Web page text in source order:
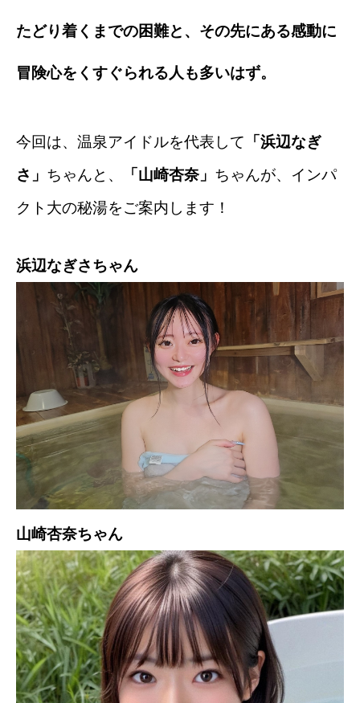
たどり着くまでの困難と、その先にある感動に
冒険心をくすぐられる人も多いはず。
今回は、温泉アイドルを代表して 「浜辺なぎ
さ」 ちゃんと、 「山崎杏奈」 ちゃんが、インパ
クト大の秘湯をご案内します！
浜辺なぎさちゃん
山崎杏奈ちゃん